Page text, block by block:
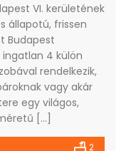
VI. kerületének
állapotú, frissen
Budapest
ingatlan 4 külön
rendelkezik,
vagy akár
egy világos,
[…]
2